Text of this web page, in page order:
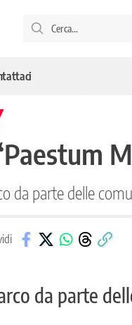
da parte delle
da parte